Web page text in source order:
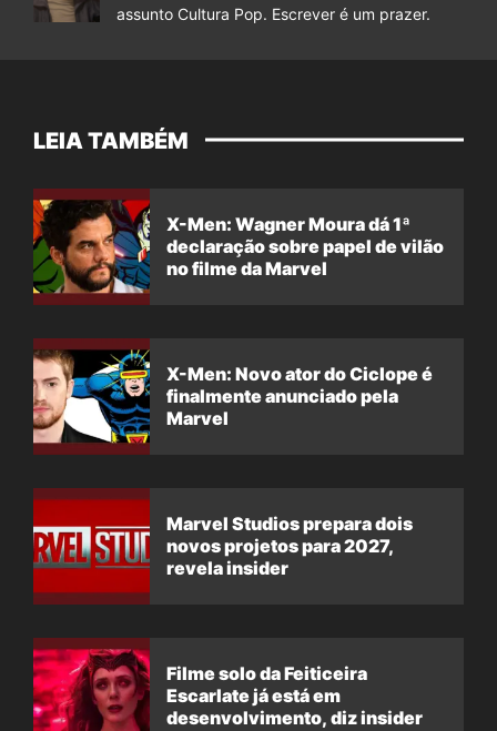
assunto Cultura Pop. Escrever é um prazer.
LEIA TAMBÉM
X-Men: Wagner Moura dá 1ª
declaração sobre papel de vilão
no filme da Marvel
X-Men: Novo ator do Ciclope é
finalmente anunciado pela
Marvel
Marvel Studios prepara dois
novos projetos para 2027,
revela insider
Filme solo da Feiticeira
Escarlate já está em
desenvolvimento, diz insider